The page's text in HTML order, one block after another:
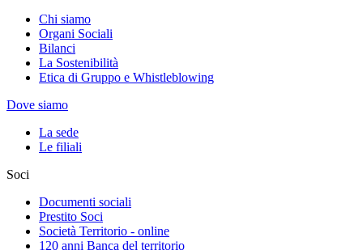
Chi siamo
Organi Sociali
Bilanci
La Sostenibilità
Etica di Gruppo e Whistleblowing
Dove siamo
La sede
Le filiali
Soci
Documenti sociali
Prestito Soci
Società Territorio - online
120 anni Banca del territorio